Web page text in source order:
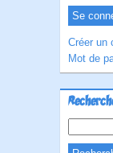
Créer un
Mot de